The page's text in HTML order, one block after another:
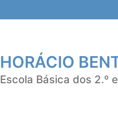
HORÁCIO
Escola Básica dos 2.º